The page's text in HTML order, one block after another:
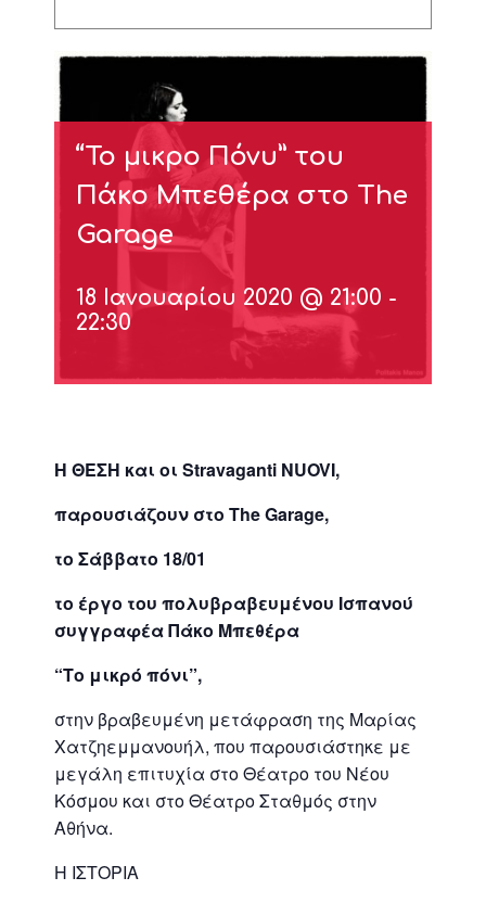
“Το μικρο Πόνυ” του
Πάκο Μπεθέρα στο The
Garage
18 Ιανουαρίου 2020 @ 21:00 -
22:30
H ΘΕΣΗ και οι Stravaganti NUOVI,
παρουσιάζουν στο TheGarage,
το Σάββατο 18/01
το έργο του πολυβραβευμένου Ισπανού
συγγραφέα Πάκο Μπεθέρα
“Το μικρό πόνι”,
στην βραβευμένη μετάφραση της Μαρίας
Χατζηεμμανουήλ, που παρουσιάστηκε με
μεγάλη επιτυχία στο Θέατρο του Νέου
Κόσμου και στο Θέατρο Σταθμός στην
Αθήνα.
Η ΙΣΤΟΡΙΑ